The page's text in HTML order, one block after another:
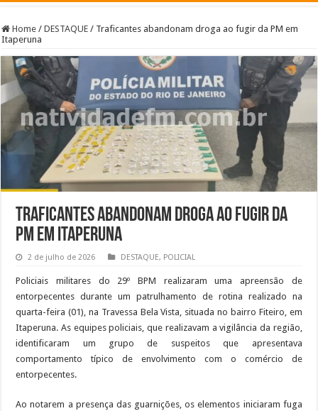
Home / DESTAQUE / Traficantes abandonam droga ao fugir da PM em
Itaperuna
Traficantes abandonam droga ao fugir da
PM em Itaperuna
2 de julho de 2026 DESTAQUE, POLICIAL
Policiais militares do 29º BPM realizaram uma apreensão de
entorpecentes durante um patrulhamento de rotina realizado na
quarta-feira (01), na Travessa Bela Vista, situada no bairro Fiteiro, em
Itaperuna. As equipes policiais, que realizavam a vigilância da região,
identificaram um grupo de suspeitos que apresentava
comportamento típico de envolvimento com o comércio de
entorpecentes.
Ao notarem a presença das guarnições, os elementos iniciaram fuga